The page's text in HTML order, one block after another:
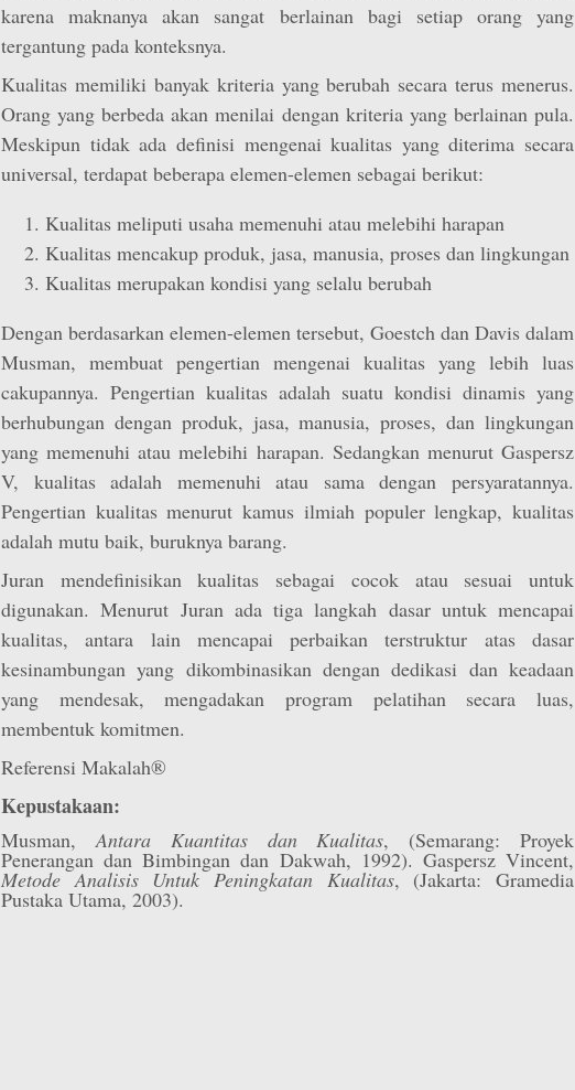
karena maknanya akan sangat berlainan bagi setiap orang yang
tergantung pada konteksnya.
Kualitas memiliki banyak kriteria yang berubah secara terus menerus.
Orang yang berbeda akan menilai dengan kriteria yang berlainan pula.
Meskipun tidak ada definisi mengenai kualitas yang diterima secara
universal, terdapat beberapa elemen-elemen sebagai berikut:
Kualitas meliputi usaha memenuhi atau melebihi harapan
Kualitas mencakup produk, jasa, manusia, proses dan lingkungan
Kualitas merupakan kondisi yang selalu berubah
Dengan berdasarkan elemen-elemen tersebut, Goestch dan Davis dalam
Musman, membuat pengertian mengenai kualitas yang lebih luas
cakupannya. Pengertian kualitas adalah suatu kondisi dinamis yang
berhubungan dengan produk, jasa, manusia, proses, dan lingkungan
yang memenuhi atau melebihi harapan. Sedangkan menurut Gaspersz
V, kualitas adalah memenuhi atau sama dengan persyaratannya.
Pengertian kualitas menurut kamus ilmiah populer lengkap, kualitas
adalah mutu baik, buruknya barang.
Juran mendefinisikan kualitas sebagai cocok atau sesuai untuk
digunakan. Menurut Juran ada tiga langkah dasar untuk mencapai
kualitas, antara lain mencapai perbaikan terstruktur atas dasar
kesinambungan yang dikombinasikan dengan dedikasi dan keadaan
yang mendesak, mengadakan program pelatihan secara luas,
membentuk komitmen.
Referensi Makalah®
Kepustakaan:
Musman, Antara Kuantitas dan Kualitas, (Semarang: Proyek
Penerangan dan Bimbingan dan Dakwah, 1992). Gaspersz Vincent,
Metode Analisis Untuk Peningkatan Kualitas, (Jakarta: Gramedia
Pustaka Utama, 2003).